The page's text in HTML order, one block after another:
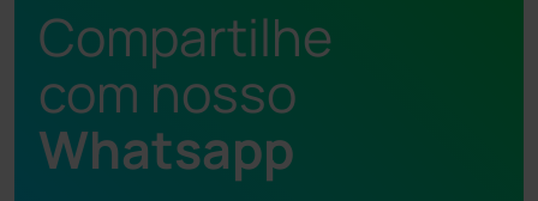
Compartilhe
com nosso
Whatsapp